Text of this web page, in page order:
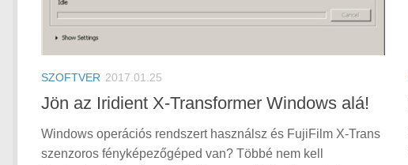
SZOFTVER 2017.01.25
Jön az Iridient X-Transformer Windows alá!
Windows operációs rendszert használsz és FujiFilm X-Trans
szenzoros fényképezőgéped van? Többé nem kell